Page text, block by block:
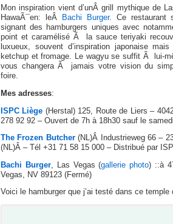
Mon inspiration vient d’unÂ grill mythique de
HawaÃ¯en: leÂ
Bachi Burger. Ce restaurant
signant des hamburgers uniques avec
point et caramélisé Ã la sauce teriyaki
luxueux, souvent d’inspiration japonaise
ketchup et fromage. Le wagyu se suffit Ã lui-
vous changera Ã jamais votre vision du
foire.
Mes adresses:
ISPC Liège (Herstal) 125, Route de Liers –
278 92 92 – Ouvert de 7h à 18h30 sauf le
The Frozen Butcher (NL)Â Industrieweg 66 –
(NL)Â – Tél +31 71 58 15 000 – Distribué par
Bachi Burger, Las Vegas (gallerie photo) ::à
Vegas, NV 89123 (Fermé)
Voici le hamburger que j’ai testé dans ce temple